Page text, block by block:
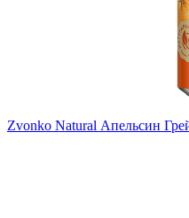
Zvonko Natural Апельсин